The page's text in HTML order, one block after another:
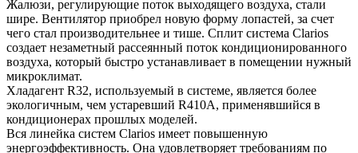
Жалюзи, регулирующие поток выходящего воздуха, стали
шире. Вентилятор приобрел новую форму лопастей, за счет
чего стал производительнее и тише. Сплит система Clarios
создает незаметный рассеянный поток кондиционированного
воздуха, который быстро устанавливает в помещении нужный
микроклимат.
Хладагент R32, используемый в системе, является более
экологичным, чем устаревший R410A, применявшийся в
кондиционерах прошлых моделей.
Вся линейка систем Clarios имеет повышенную
энергоэффективность. Она удовлетворяет требованиям по